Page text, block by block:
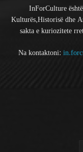
InForCulture
Kulturës,Historisë dhe
sakta e kuriozitete
Na kontaktoni: